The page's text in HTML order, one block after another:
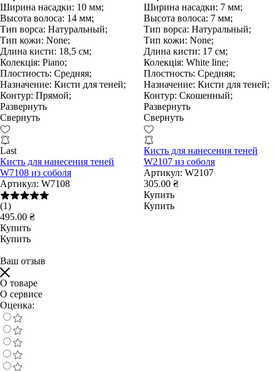
Ширина насадки: 10 мм;
Высота волоса: 14 мм;
Тип ворса: Натуральный;
Тип кожи: None;
Длина кисти: 18,5 см;
Колекція: Piano;
Плостность: Средняя;
Назначение: Кисти для теней;
Контур: Прямой;
Развернуть
Свернуть
Last
Кисть для нанесения теней
W7108 из соболя
Артикул: W7108
(1)
495.00 ₴
Купить
Купить
Ширина насадки: 7 мм;
Высота волоса: 7 мм;
Тип ворса: Натуральный;
Тип кожи: None;
Длина кисти: 17 см;
Колекція: White line;
Плостность: Средняя;
Назначение: Кисти для теней;
Контур: Скошенный;
Развернуть
Свернуть
Кисть для нанесения теней
W2107 из соболя
Артикул: W2107
305.00 ₴
Купить
Купить
Ваш отзыв
О товаре
О сервисе
Оценка: